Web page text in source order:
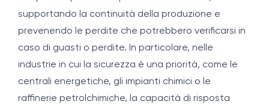
supportando la continuità della produzione e
prevenendo le perdite che potrebbero verificarsi in
caso di guasti o perdite. In particolare, nelle
industrie in cui la sicurezza è una priorità, come le
centrali energetiche, gli impianti chimici o le
raffinerie petrolchimiche, la capacità di risposta